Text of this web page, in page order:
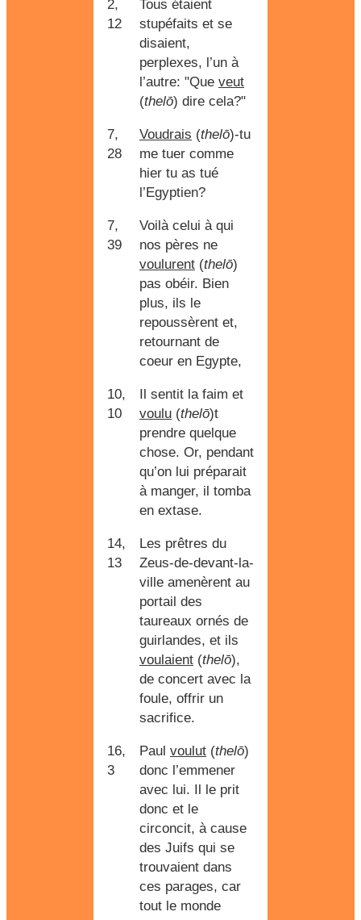
2,
12
Tous étaient
stupéfaits et se
disaient,
perplexes, l’un à
l’autre: "Que veut
(thelō) dire cela?"
7,
28
Voudrais (thelō)-tu
me tuer comme
hier tu as tué
l’Egyptien?
7,
39
Voilà celui à qui
nos pères ne
voulurent (thelō)
pas obéir. Bien
plus, ils le
repoussèrent et,
retournant de
coeur en Egypte,
10,
10
Il sentit la faim et
voulu (thelō)t
prendre quelque
chose. Or, pendant
qu’on lui préparait
à manger, il tomba
en extase.
14,
13
Les prêtres du
Zeus-de-devant-la-
ville amenèrent au
portail des
taureaux ornés de
guirlandes, et ils
voulaient (thelō),
de concert avec la
foule, offrir un
sacrifice.
16,
3
Paul voulut (thelō)
donc l’emmener
avec lui. Il le prit
donc et le
circoncit, à cause
des Juifs qui se
trouvaient dans
ces parages, car
tout le monde